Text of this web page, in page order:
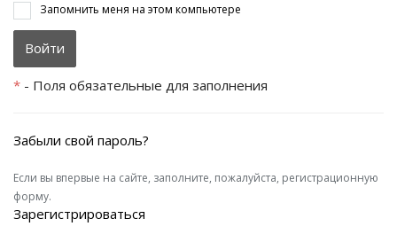
Запомнить меня на этом компьютере
* - Поля обязательные для заполнения
Забыли свой пароль?
Если вы впервые на сайте, заполните, пожалуйста, регистрационную
форму.
Зарегистрироваться